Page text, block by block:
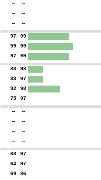
--
--
--
--
-- --
97
99
99
99
97 99
83
98
83
97
92
98
75 97
--
--
--
--
--
--
-- --
68
97
64
97
69
86